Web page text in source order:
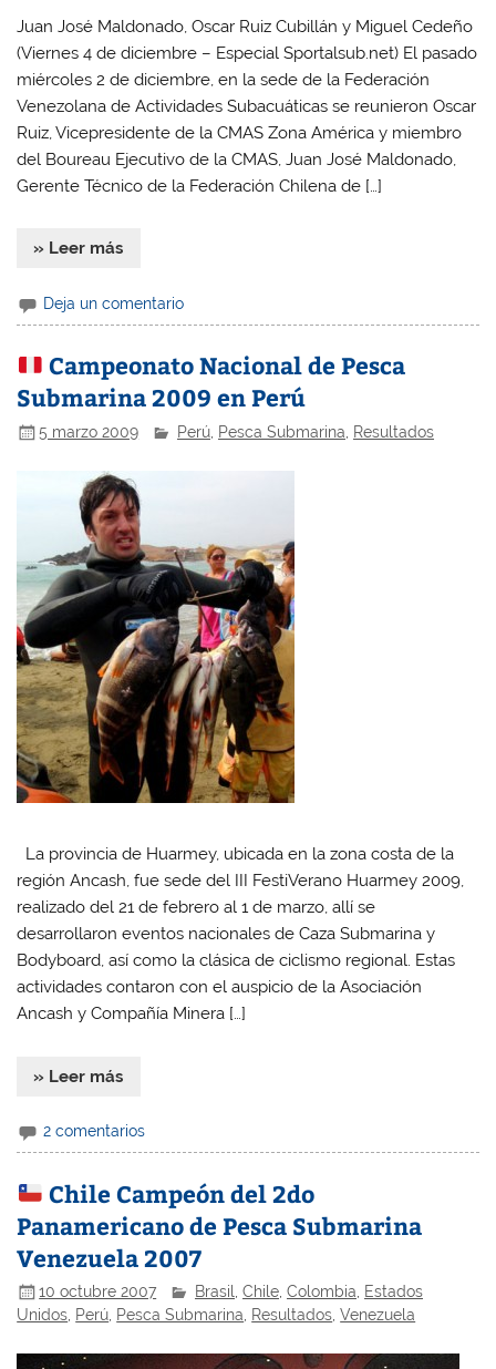
Juan José Maldonado, Oscar Ruiz Cubillán y Miguel Cedeño
(Viernes 4 de diciembre – Especial Sportalsub.net) El pasado
miércoles 2 de diciembre, en la sede de la Federación
Venezolana de Actividades Subacuáticas se reunieron Oscar
Ruiz, Vicepresidente de la CMAS Zona América y miembro
del Boureau Ejecutivo de la CMAS, Juan José Maldonado,
Gerente Técnico de la Federación Chilena de […]
» Leer más
Deja un comentario
Campeonato Nacional de Pesca
Submarina 2009 en Perú
5 marzo 2009 Perú Pesca Submarina Resultados
La provincia de Huarmey, ubicada en la zona costa de la
región Ancash, fue sede del III FestiVerano Huarmey 2009,
realizado del 21 de febrero al 1 de marzo, allí se
desarrollaron eventos nacionales de Caza Submarina y
Bodyboard, así como la clásica de ciclismo regional. Estas
actividades contaron con el auspicio de la Asociación
Ancash y Compañía Minera […]
» Leer más
2 comentarios
Chile Campeón del 2do
Panamericano de Pesca Submarina
Venezuela 2007
10 octubre 2007 Brasil ,Chile ,Colombia
Estados
Unidos, Perú, Pesca Submarina, Resultados,Venezuela